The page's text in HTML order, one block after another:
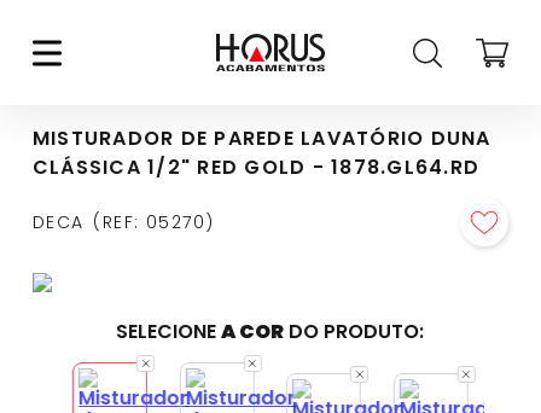
MISTURADOR DE PAREDE LAVATÓRIO DUNA
CLÁSSICA 1/2" RED GOLD - 1878.GL64.RD
DECA REF: 05270
SELECIONEA COR DO PRODUTO: